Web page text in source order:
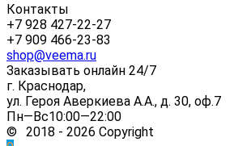
Контакты
+7 928 427-22-27
+7 909 466-23-83
shop@veema.ru
Заказывать онлайн 24/7
г. Краснодар,
ул. Героя Аверкиева А.А., д. 30, оф.7
Пн—Вс10:00—22:00
© 2018 - 2026 Copyright